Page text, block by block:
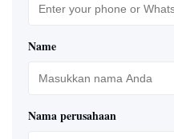
Name
Nama perusahaan